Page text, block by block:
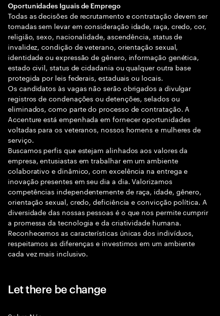
Oportunidades Iguais de Emprego
Todas as decisões de recrutamento e contratação devem ser
tomadas sem levar em consideração idade, raça, credo, cor,
religião, sexo, nacionalidade, ascendência, status de
invalidez, condição de veterano, orientação sexual,
identidade ou expressão de gênero, informação genética,
estado civil, status de cidadania ou qualquer outra base
protegida por leis federais, estaduais ou locais.
Os candidatos às vagas não serão obrigados a divulgar
registros de condenações ou detenções, selados ou
eliminados, como parte do processo de contratação. A
Accenture está empenhada em fornecer oportunidades
voltadas para os veteranos, nossos homens e mulheres de
serviço.
Buscamos perfis que estejam alinhados aos valores da
empresa, entusiastas em trabalhar em um ambiente
colaborativo e dinâmico, com excelência na entrega e
inovação presentes em seu dia a dia. Valorizamos
competências independentemente de raça, idade, gênero,
orientação sexual, credo, deficiência e convicção política. A
diversidade das nossas pessoas é o que nos permite cumprir
a promessa da tecnologia e da criatividade humana.
Reconhecemos as características únicas dos indivíduos,
respeitamos as diferenças e investimos em um ambiente
cada vez mais inclusivo.
Let there be change